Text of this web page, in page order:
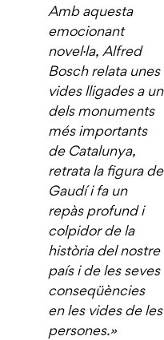
Amb aquesta
emocionant
novel·la, Alfred
Bosch relata unes
vides lligades a un
dels monuments
més importants
de Catalunya,
retrata la figura de
Gaudí i fa un
repàs profund i
colpidor de la
història del nostre
país i de les seves
conseqüències
en les vides de les
persones.»